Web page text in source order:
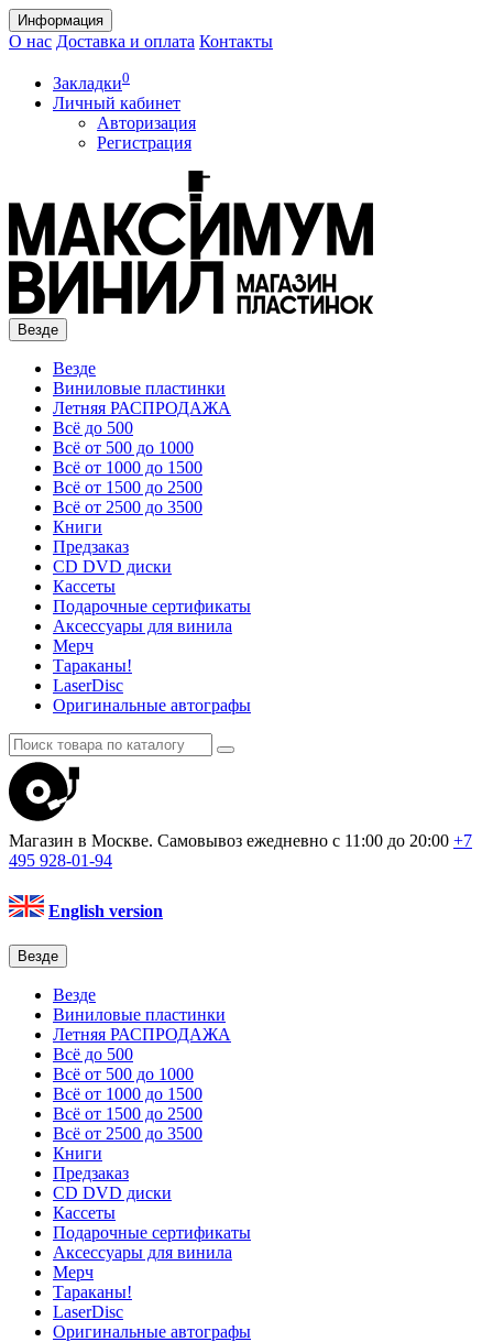
Информация
О нас Доставка и оплата Контакты
Закладки0
Личный кабинет
Авторизация
Регистрация
Везде
Везде
Виниловые пластинки
Летняя РАСПРОДАЖА
Всё до 500
Всё от 500 до 1000
Всё от 1000 до 1500
Всё от 1500 до 2500
Всё от 2500 до 3500
Книги
Предзаказ
CD DVD диски
Кассеты
Подарочные сертификаты
Аксессуары для винила
Мерч
Тараканы!
LaserDisc
Оригинальные автографы
Магазин в Москве. Самовывоз ежедневно с 11:00 до 20:00 +7
495 928-01-94
English version
Везде
Везде
Виниловые пластинки
Летняя РАСПРОДАЖА
Всё до 500
Всё от 500 до 1000
Всё от 1000 до 1500
Всё от 1500 до 2500
Всё от 2500 до 3500
Книги
Предзаказ
CD DVD диски
Кассеты
Подарочные сертификаты
Аксессуары для винила
Мерч
Тараканы!
LaserDisc
Оригинальные автографы